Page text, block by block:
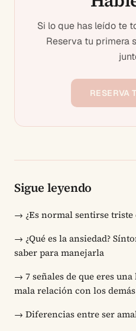
Si lo que has leído te
Reserva tu primera
RESERVA
Sigue leyendo
→ ¿Es normal sentirse triste
→ ¿Qué es la ansiedad?
saber para manejarla
→ 7 señales de que eres
mala relación con los
→ Diferencias entre ser